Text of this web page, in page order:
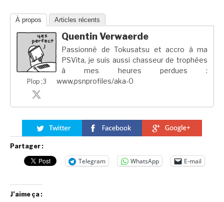
À propos Articles récents
Plop ;3
Quentin Verwaerde
Passionné de Tokusatsu et accro à ma
PSVita, je suis aussi chasseur de trophées
à mes heures perdues :
www.psnprofiles/aka-0
Partager :
Telegram WhatsApp E-mail
J’aime ça :